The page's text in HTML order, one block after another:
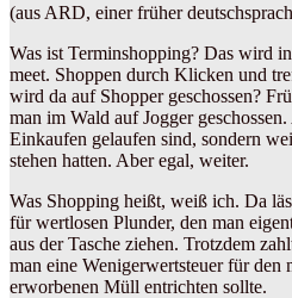
(aus ARD, einer früher
Was ist Terminshopping? Das wird
meet. Shoppen durch Klicken und
wird da auf Shopper geschossen?
man im Wald auf Jogger
Einkaufen gelaufen sind, sondern
stehen hatten. Aber egal, weiter.
Was Shopping heißt, weiß ich. Da
für wertlosen Plunder, den man
aus der Tasche ziehen. Trotzdem
man eine Wenigerwertsteuer für den
erworbenen Müll entrichten sollte.